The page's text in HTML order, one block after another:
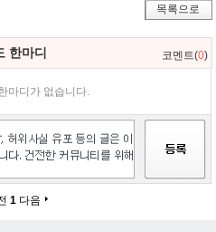
목록으로
한마디 코멘트(0)
마디가 없습니다.
1 다음